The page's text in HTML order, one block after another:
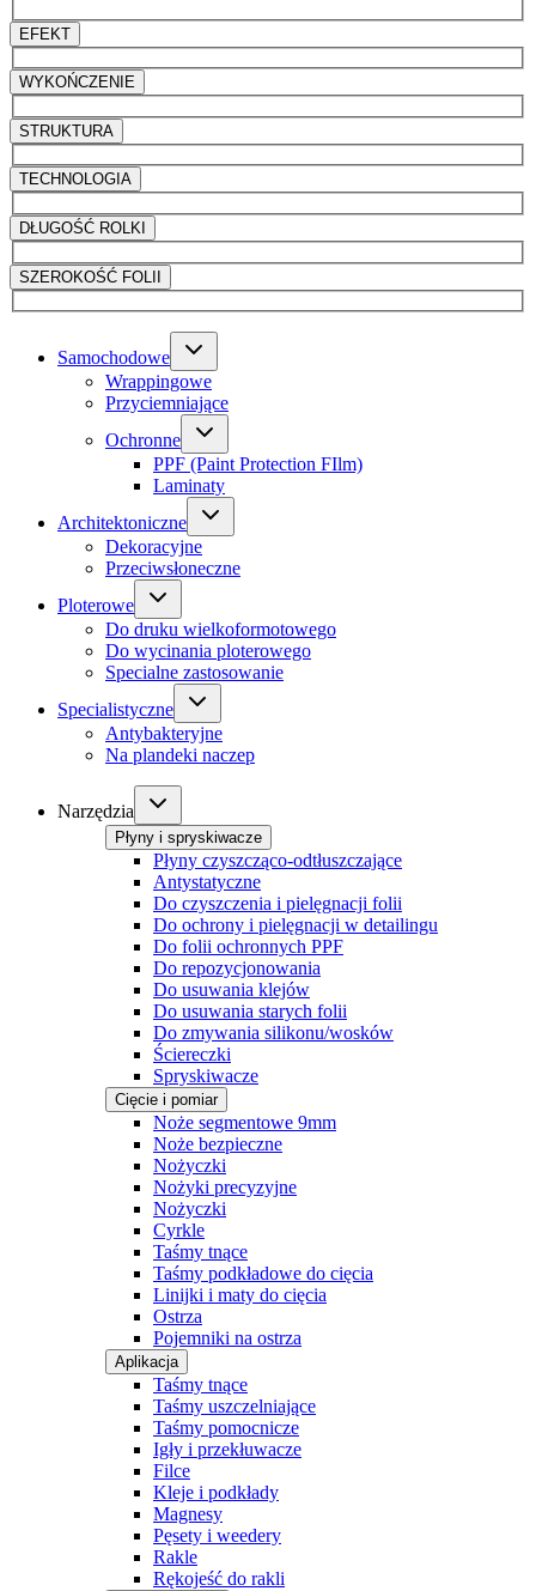
EFEKT
WYKOŃCZENIE
STRUKTURA
TECHNOLOGIA
DŁUGOŚĆ ROLKI
SZEROKOŚĆ FOLII
Samochodowe
Wrappingowe
Przyciemniające
Ochronne
PPF (Paint Protection FIlm)
Laminaty
Architektoniczne
Dekoracyjne
Przeciwsłoneczne
Ploterowe
Do druku wielkoformotowego
Do wycinania ploterowego
Specialne zastosowanie
Specialistyczne
Antybakteryjne
Na plandeki naczep
Narzędzia
Płyny i spryskiwacze
Płyny czyszcząco-odtłuszczające
Antystatyczne
Do czyszczenia i pielęgnacji folii
Do ochrony i pielęgnacji w detailingu
Do folii ochronnych PPF
Do repozycjonowania
Do usuwania klejów
Do usuwania starych folii
Do zmywania silikonu/wosków
Ściereczki
Spryskiwacze
Cięcie i pomiar
Noże segmentowe 9mm
Noże bezpieczne
Nożyczki
Nożyki precyzyjne
Nożyczki
Cyrkle
Taśmy tnące
Taśmy podkładowe do cięcia
Linijki i maty do cięcia
Ostrza
Pojemniki na ostrza
Aplikacja
Taśmy tnące
Taśmy uszczelniające
Taśmy pomocnicze
Igły i przekłuwacze
Filce
Kleje i podkłady
Magnesy
Pęsety i weedery
Rakle
Rękojeść do rakli